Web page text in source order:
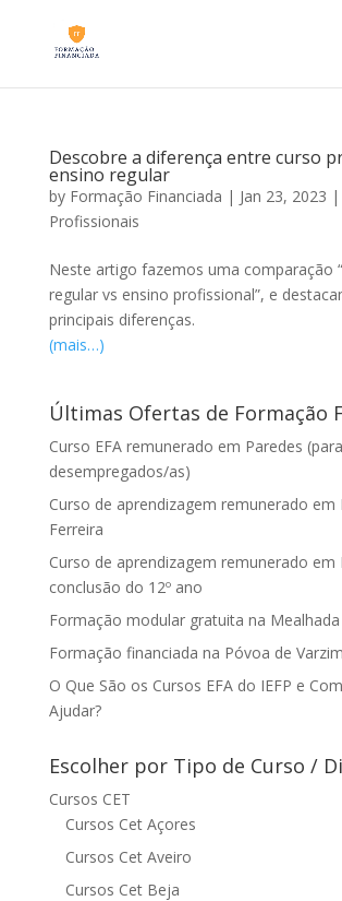
Descobre a diferença entre curso
ensino regular
by Formação Financiada | Jan 23, 2023 |
Profissionais
Neste artigo fazemos uma comparação
regular vs ensino profissional”, e
principais diferenças.
(mais…)
Últimas Ofertas de Formação
Curso EFA remunerado em Paredes (para
desempregados/as)
Curso de aprendizagem remunerado em
Ferreira
Curso de aprendizagem remunerado em
conclusão do 12º ano
Formação modular gratuita na Mealhada
Formação financiada na Póvoa de Varzim
O Que São os Cursos EFA do IEFP e
Ajudar?
Escolher por Tipo de Curso /
Cursos CET
Cursos Cet Açores
Cursos Cet Aveiro
Cursos Cet Beja